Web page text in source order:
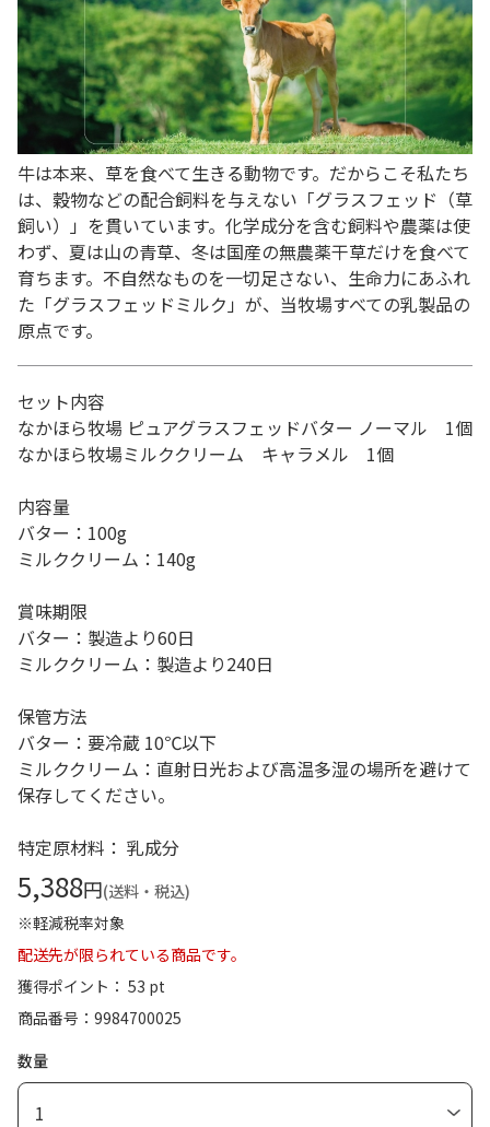
牛は本来、草を食べて生きる動物です。だからこそ私たち
は、穀物などの配合飼料を与えない「グラスフェッド（草
飼い）」を貫いています。化学成分を含む飼料や農薬は使
わず、夏は山の青草、冬は国産の無農薬干草だけを食べて
育ちます。不自然なものを一切足さない、生命力にあふれ
た「グラスフェッドミルク」が、当牧場すべての乳製品の
原点です。
セット内容
なかほら牧場 ピュアグラスフェッドバター ノーマル 1個
なかほら牧場ミルククリーム キャラメル 1個
内容量
バター：100g
ミルククリーム：140g
賞味期限
バター：製造より60日
ミルククリーム：製造より240日
保管方法
バター：要冷蔵 10℃以下
ミルククリーム：直射日光および高温多湿の場所を避けて
保存してください。
特定原材料： 乳成分
5,388円(送料・税込)
※軽減税率対象
配送先が限られている商品です。
獲得ポイント： 53 pt
商品番号
9984700025
数量
1